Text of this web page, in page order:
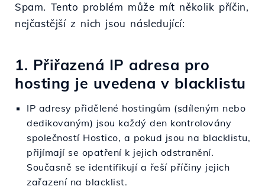
Spam. Tento problém může mít několik příčin,
nejčastější z nich jsou následující:
1. Přiřazená IP adresa pro
hosting je uvedena v blacklistu
IP adresy přidělené hostingům (sdíleným nebo
dedikovaným) jsou každý den kontrolovány
společností Hostico, a pokud jsou na blacklistu,
přijímají se opatření k jejich odstranění.
Současně se identifikují a řeší příčiny jejich
zařazení na blacklist.